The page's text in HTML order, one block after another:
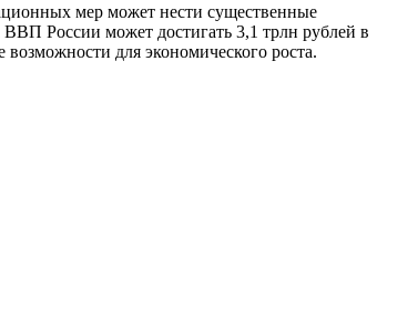
мер может нести существенные
ВВП России может достигать 3,1 трлн рублей в
для экономического роста.